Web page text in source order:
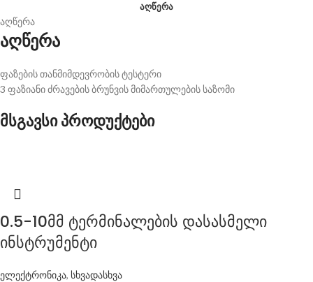
ᲐᲦᲬᲔᲠᲐ
აღწერა
აღწერა
ფაზების თანმიმდევრობის ტესტერი
3 ფაზიანი ძრავების ბრუნვის მიმართულების საზომი
მსგავსი პროდუქტები
0.5-10მმ ტერმინალების დასასმელი
ინსტრუმენტი
ელექტრონიკა, სხვადასხვა